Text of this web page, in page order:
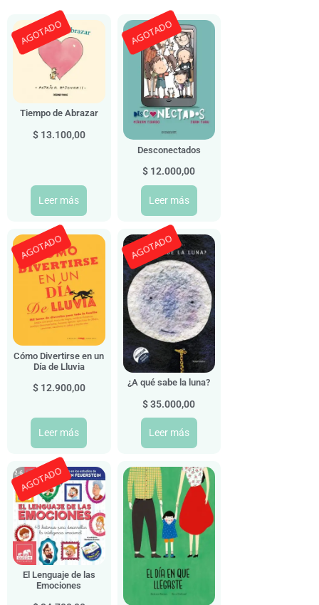
AGOTADO
Tiempo de Abrazar
$13.100,00
Leer más
AGOTADO
Desconectados
$ 12.000,00
Leer más
AGOTADO
Cómo Divertirse en un
Día de Lluvia
$12.900,00
Leer más
AGOTADO
¿A qué sabe la luna?
$35.000,00
Leer más
AGOTADO
El Lenguaje de las
Emociones